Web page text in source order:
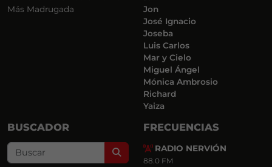
Más Madrugada
Jon
José Ignacio
Joseba
Luis Carlos
Mar y Cielo
Miguel Ángel
Mónica Ambrosio
Richard
Yaiza
BUSCADOR
Search
FRECUENCIAS
RADIO NERVIÓN
88.0 FM